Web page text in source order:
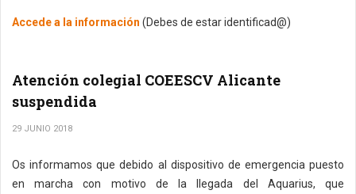
Accede a la información (Debes de estar identificad@)
Atención colegial COEESCV Alicante
suspendida
29 JUNIO 2018
Os informamos que debido al dispositivo de emergencia puesto
en marcha con motivo de la llegada del Aquarius, que